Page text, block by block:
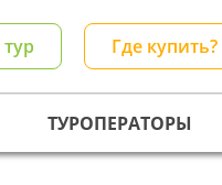
Где купить?
ТУРОПЕРАТОРЫ